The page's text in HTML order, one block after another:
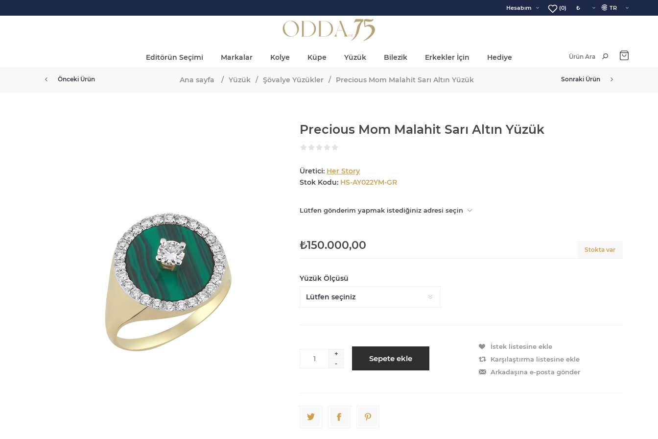
Hesabım (0) 🌐
Editörün Seçimi Markalar Kolye Küpe Yüzük Bilezik Erkekler İçin Hediye
Ana sayfa / Yüzük / Şövalye Yüzükler / Precious Mom Malahit Sarı Altın Yüzük
Önceki Ürün Sonraki Ürün
Precious Mom Malahit Sarı Altın Yüzük
Üretici: Her Story
Stok Kodu: HS-AY022YM-GR
Lütfen gönderim yapmak istediğiniz adresi seçin
₺150.000,00 Stokta var
Yüzük Ölçüsü
+
-
Sepete ekle
İstek listesine ekle
Karşılaştırma listesine ekle
Arkadaşına e-posta gönder